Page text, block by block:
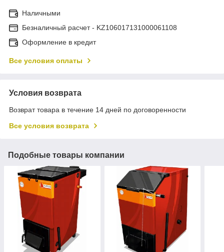
Наличными
Безналичный расчет - KZ106017131000061108
Оформление в кредит
Все условия оплаты
Условия возврата
Возврат товара в течение 14 дней по договоренности
Все условия возврата
Подобные товары компании